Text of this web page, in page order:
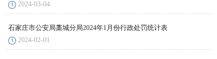
2024-03-04
石家庄市公安局藁城分局2024年1月份行政处罚统计表
2024-02-01